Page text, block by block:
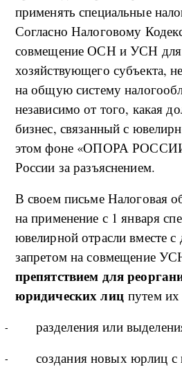
применять специальные
Согласно Налоговому
совмещение ОСН и УСН для
хозяйствующего субъекта,
на общую систему
независимо от того, какая
бизнес, связанный с
этом фоне «ОПОРА
России за разъяснением.
В своем письме Налоговая
на применение с 1 января
ювелирной отрасли вместе
запретом на совмещение
препятствием для
юридических лицпутем их
разделения или
создания новых юрлиц с